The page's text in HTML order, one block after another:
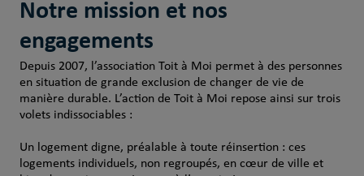
Notre mission et nos
engagements
Depuis 2007, l’association Toit à Moi permet à des personnes
en situation de grande exclusion de changer de vie de
manière durable. L’action de Toit à Moi repose ainsi sur trois
volets indissociables :
Un logement digne, préalable à toute réinsertion : ces
logements individuels, non regroupés, en cœur de ville et